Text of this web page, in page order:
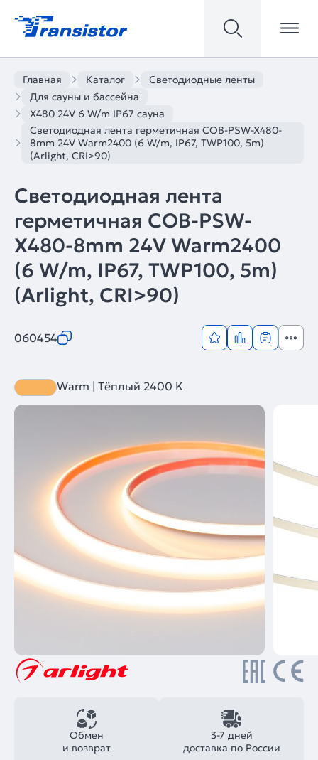
Главная Каталог
Светодиодные ленты
Для сауны и бассейна
X480 24V 6 W/m IP67 сауна
Светодиодная лента герметичная COB-PSW-X480-
8mm 24V Warm2400 (6 W/m, IP67, TWP100, 5m)
(Arlight, CRI>90)
Светодиодная лента
герметичная COB-PSW-
X480-8mm 24V Warm2400
(6 W/m, IP67, TWP100, 5m)
(Arlight, CRI>90)
060454
Warm | Тёплый 2400 K
3-7 дней
доставка по России
Обмен
и возврат